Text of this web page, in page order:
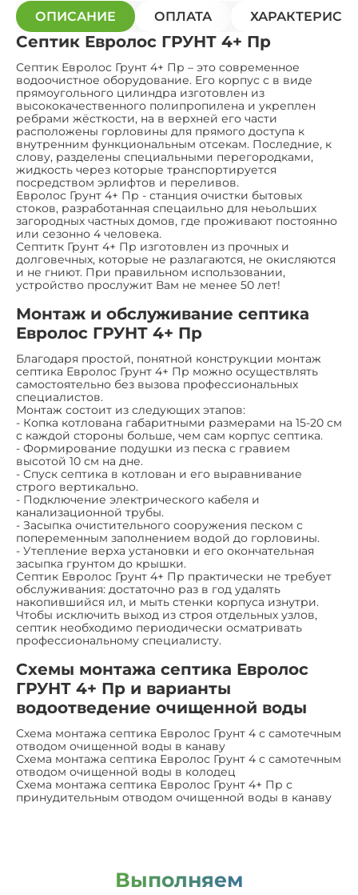
ОПИСАНИЕ ОПЛАТА
Септик Евролос ГРУНТ 4+ Пр
Септик Евролос Грунт 4+ Пр – это современное
водоочистное оборудование. Его корпус с в виде
прямоугольного цилиндра изготовлен из
высококачественного полипропилена и укреплен
ребрами жёсткости, на в верхней его части
расположены горловины для прямого доступа к
внутренним функциональным отсекам. Последние, к
слову, разделены специальными перегородками,
жидкость через которые транспортируется
посредством эрлифтов и переливов.
Евролос Грунт 4+ Пр - станция очистки бытовых
стоков, разработанная спецаильно для неьольших
загородных частных домов, где проживают постоянно
или сезонно 4 человека.
Септитк Грунт 4+ Пр изготовлен из прочных и
долговечных, которые не разлагаются, не окисляются
и не гниют. При правильном использовании,
устройство прослужит Вам не менее 50 лет!
Монтаж и обслуживание септика
Евролос ГРУНТ 4+ Пр
Благодаря простой, понятной конструкции монтаж
септика Евролос Грунт 4+ Пр можно осуществлять
самостоятельно без вызова профессиональных
специалистов.
Монтаж состоит из следующих этапов:
- Копка котлована габаритными размерами на 15-20 см
с каждой стороны больше, чем сам корпус септика.
- Формирование подушки из песка с гравием
высотой 10 см на дне.
- Спуск септика в котлован и его выравнивание
строго вертикально.
- Подключение электрического кабеля и
канализационной трубы.
- Засыпка очистительного сооружения песком с
попеременным заполнением водой до горловины.
- Утепление верха установки и его окончательная
засыпка грунтом до крышки.
Септик Евролос Грунт 4+ Пр практически не требует
обслуживания: достаточно раз в год удалять
накопившийся ил, и мыть стенки корпуса изнутри.
Чтобы исключить выход из строя отдельных узлов,
септик необходимо периодически осматривать
профессиональному специалисту.
Схемы монтажа септика Евролос
ГРУНТ 4+ Пр и варианты
водоотведение очищенной воды
Схема монтажа септика Евролос Грунт 4 с самотечным
отводом очищенной воды в канаву
Схема монтажа септика Евролос Грунт 4 с самотечным
отводом очищенной воды в колодец
Схема монтажа септика Евролос Грунт 4+ Пр с
принудительным отводом очищенной воды в канаву
Выполняем